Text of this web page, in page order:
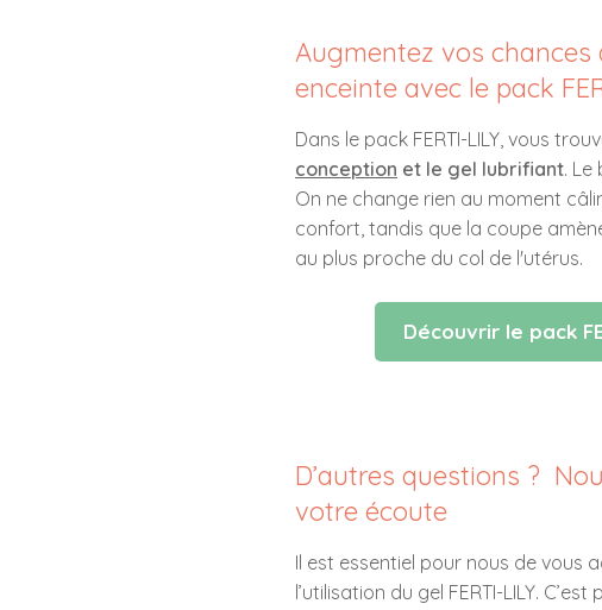
Augmentez vos chances
enceinte avec le pack
Dans le pack FERTI-LILY, vous
conception et le gel lubrifiant. Le
On ne change rien au moment
confort, tandis que la coupe
au plus proche du col de l'utérus.
Découvrir le pack
D’autres questions ?
votre écoute
Il est essentiel pour nous de vous
l’utilisation du gel FERTI-LILY.